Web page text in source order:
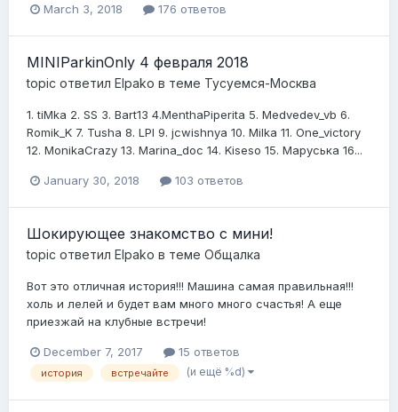
March 3, 2018 176 ответов
MINIParkinOnly 4 февраля 2018
topic ответил Elpako в теме Тусуемся-Москва
1. tiMka 2. SS 3. Bart13 4.MenthaPiperita 5. Medvedev_vb 6.
Romik_K 7. Tusha 8. LPI 9. jcwishnya 10. Milka 11. One_victory
12. MonikaCrazy 13. Marina_doc 14. Kiseso 15. Маруська 16...
January 30, 2018 103 ответов
Шокирующее знакомство с мини!
topic ответил Elpako в теме Общалка
Вот это отличная история!!! Машина самая правильная!!!
холь и лелей и будет вам много много счастья! А еще
приезжай на клубные встречи!
December 7, 2017 15 ответов
история встречайте (и ещё %d)